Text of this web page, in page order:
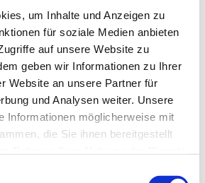
um Inhalte und Anzeigen zu
für soziale Medien anbieten
auf unsere Website zu
geben wir Informationen zu Ihrer
Website an unsere Partner für
und Analysen weiter. Unsere
Informationen möglicherweise mit
die Sie ihnen bereitgestellt
oder älter? Du hast Lust
ob mit Ideen, Technikinteresse,
Neugier? Dann komm vorbei!
Stimmen – und ein Projekt, das
wichtig ist.
Melde dich bei: